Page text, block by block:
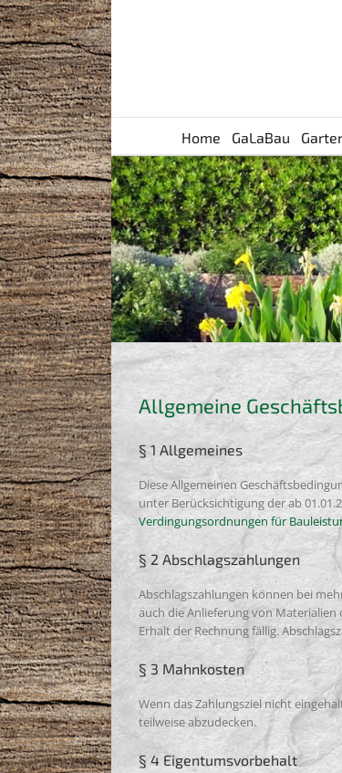
Skip
to
content
Home GaLaBau
Allgemeine
§ 1 Allgemeines
Diese Allgemeinen
unter Berücksichtigung der ab
Verdingungsordnungen für
§ 2 Abschlagszahlungen
Abschlagszahlungen können bei
auch die Anlieferung von Materialien
Erhalt der Rechnung fällig.
§ 3 Mahnkosten
Wenn das Zahlungsziel nicht
teilweise abzudecken.
§ 4 Eigentumsvorbehalt